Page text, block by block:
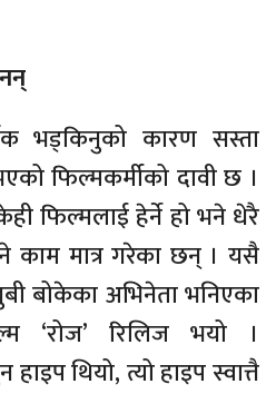
भड्किनुको कारण सस्ता
फिल्मकर्मीको दावी छ ।
फिल्मलाई हेर्ने हो भने धेरै
काम मात्र गरेका छन् । यसै
बोकेका अभिनेता भनिएका
‘रोज’ रिलिज भयो ।
थियो, त्यो हाइप स्वात्तै